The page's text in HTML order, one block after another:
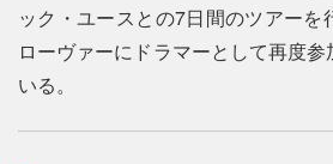
ック・ユースとの7日間のツアーを
ローヴァーにドラマーとして再度
いる。